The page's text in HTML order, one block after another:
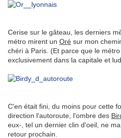
Cerise sur le gâteau, les derniers
métro mirent un Oré sur mon
chéri à Paris. (Et parce que le
exclusivement dans la capitale et
C'en était fini, du moins pour cette
direction l'autoroute, l'ombre des
eux-, tel un dernier clin d'oeil, ne
retour prochain.